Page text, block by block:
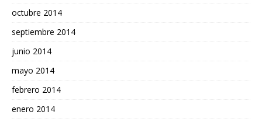
octubre 2014
septiembre 2014
junio 2014
mayo 2014
febrero 2014
enero 2014